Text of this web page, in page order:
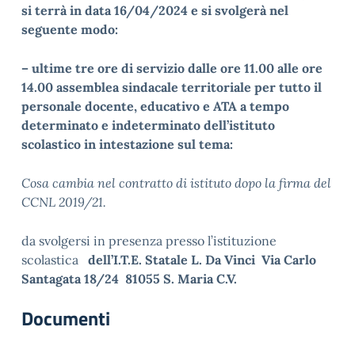
si terrà in data 16/04/2024 e si svolgerà nel
seguente modo:
– ultime tre ore di servizio dalle ore 11.00 alle ore
14.00 assemblea sindacale territoriale per tutto il
personale docente, educativo e ATA a tempo
determinato e indeterminato dell’istituto
scolastico in intestazione sul tema:
Cosa cambia nel contratto di istituto dopo la firma del
CCNL 2019/21.
da svolgersi in presenza presso l’istituzione
scolastica dell’I.T.E. Statale L. Da Vinci Via Carlo
Santagata 18/24 81055 S. Maria C.V.
Documenti